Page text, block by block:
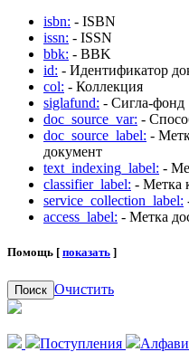
isbn: - ISBN
issn: - ISSN
bbk: - BBK
id: - Идентификатор
col: - Коллекция
siglafund: - Сигла-фонд
doc_source_var: -
doc_source_label: -
документ
text_indexing_label: -
classifier_label: - Метка
service_collection_label:
access_label: - Метка
Помощь [ показать ]
Поиск Очистить
Поступления